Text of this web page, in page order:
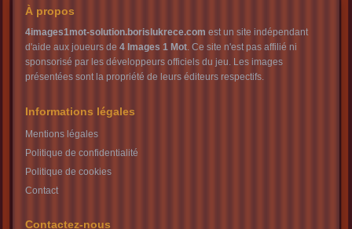
À propos
4images1mot-solution.borislukrece.com est un site indépendant
d'aide aux joueurs de 4 Images 1 Mot. Ce site n'est pas affilié ni
sponsorisé par les développeurs officiels du jeu. Les images
présentées sont la propriété de leurs éditeurs respectifs.
Informations légales
Mentions légales
Politique de confidentialité
Politique de cookies
Contact
Contactez-nous